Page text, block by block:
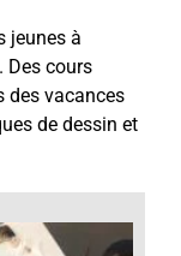
jeunes à
Des cours
des vacances
de dessin et